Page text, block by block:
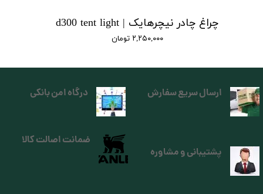
چراغ چادر نیچرهایک | d300 tent light
۲,۲۵۰,۰۰۰ تومان
ارسال سریع سفارش درگاه امن بانکی
پشتیبانی و مشاوره
ضمانت اصالت کالا